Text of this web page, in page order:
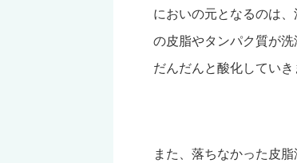
においの元となるのは
の皮脂やタンパク質が
だんだんと酸化してい
また、落ちなかった皮